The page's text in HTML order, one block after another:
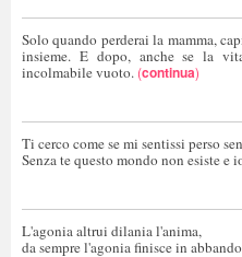
Solo quando perderai la mamma,
insieme. E dopo, anche se la
incolmabile vuoto. (continua)
Ti cerco come se mi sentissi perso
Senza te questo mondo non esiste e
L'agonia altrui dilania l'anima,
da sempre l'agonia finisce in